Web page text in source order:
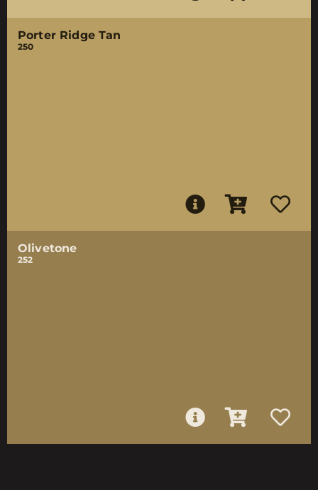
Porter Ridge Tan
250
Olivetone
252